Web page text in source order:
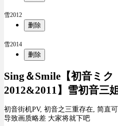
雪2012
删除
雪2014
删除
Sing＆Smile【初音ミク
2012&2011】雪初音三
初音街机PV, 初音之三重存在, 简直
导致画质略差 大家将就下吧